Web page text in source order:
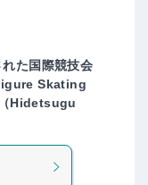
た国際競技会
Skating
Hidetsugu